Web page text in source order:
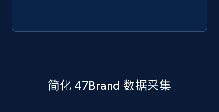
简化 47Brand 数据采集